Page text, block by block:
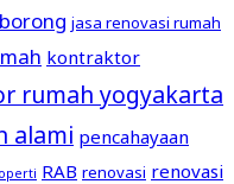
jasa renovasi rumah
kontraktor
rumah yogyakarta
alami pencahayaan
RAB renovasi renovasi